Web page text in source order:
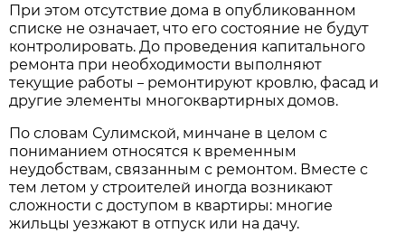
При этом отсутствие дома в опубликованном
списке не означает, что его состояние не будут
контролировать. До проведения капитального
ремонта при необходимости выполняют
текущие работы– ремонтируют кровлю, фасад и
другие элементы многоквартирных домов.
По словам Сулимской, минчане в целом с
пониманием относятся к временным
неудобствам, связанным с ремонтом. Вместе с
тем летом у строителей иногда возникают
сложности с доступом в квартиры: многие
жильцы уезжают в отпуск или на дачу.